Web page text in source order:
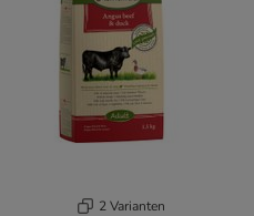
2 Varianten